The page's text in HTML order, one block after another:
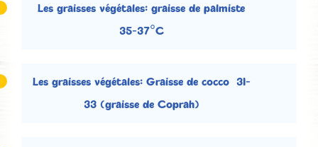
Les graisses végétales: graisse de palmiste
35-37°C
Les graisses végétales: Graisse de cocco 31-
33 (graisse de Coprah)